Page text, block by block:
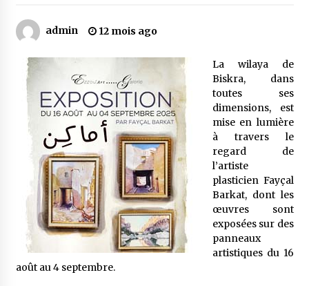
Quand on va vite
5 ans ago
« Père, tiens-moi, je vais tomber ! »
5 ans ago
Le bouc de l’Au-delà
5 ans ago
admin 12 mois ago
La wilaya de
Biskra, dans
toutes ses
dimensions, est
mise en lumière
à travers le
regard de
l’artiste
plasticien Fayçal
Barkat, dont les
œuvres sont
exposées sur des
panneaux
artistiques du 16
août au 4 septembre.